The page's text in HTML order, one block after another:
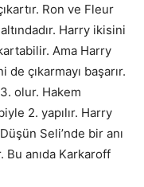
Ron ve Fleur
Harry ikisini
Ama Harry
çıkarmayı başarır.
olur. Hakem
2. yapılır. Harry
Seli’nde bir anı
Bu anıda Karkaroff